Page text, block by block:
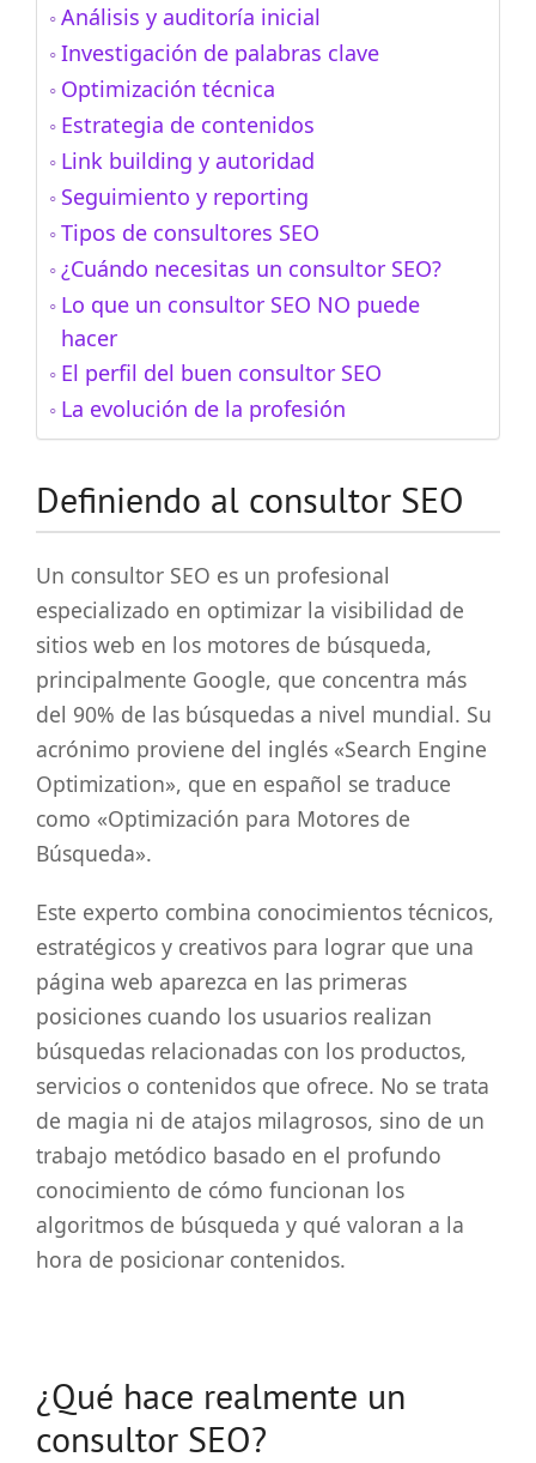
Análisis y auditoría inicial
Investigación de palabras clave
Optimización técnica
Estrategia de contenidos
Link building y autoridad
Seguimiento y reporting
Tipos de consultores SEO
¿Cuándo necesitas un consultor SEO?
Lo que un consultor SEO NO puede
hacer
El perfil del buen consultor SEO
La evolución de la profesión
Definiendo al consultor SEO
Un consultor SEO es un profesional
especializado en optimizar la visibilidad de
sitios web en los motores de búsqueda,
principalmente Google, que concentra más
del 90% de las búsquedas a nivel mundial. Su
acrónimo proviene del inglés «Search Engine
Optimization», que en español se traduce
como «Optimización para Motores de
Búsqueda».
Este experto combina conocimientos técnicos,
estratégicos y creativos para lograr que una
página web aparezca en las primeras
posiciones cuando los usuarios realizan
búsquedas relacionadas con los productos,
servicios o contenidos que ofrece. No se trata
de magia ni de atajos milagrosos, sino de un
trabajo metódico basado en el profundo
conocimiento de cómo funcionan los
algoritmos de búsqueda y qué valoran a la
hora de posicionar contenidos.
¿Qué hace realmente un
consultor SEO?